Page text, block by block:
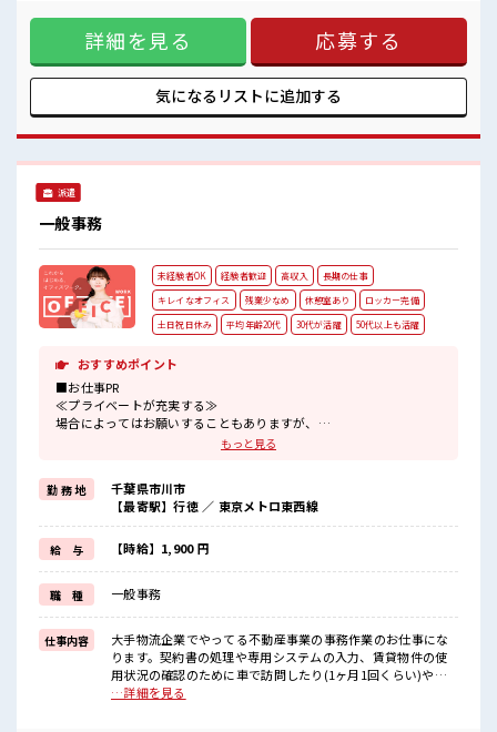
プライベートも謳歌できる☆
初めての仕事だけど自分にもできそう≫ 新しいことにチャレ
ンジするのは不安だけど、 しっかり働く環境が整っていま
す！ イチからスキルUP・ステップUP目指していきましょ
う！ ≪自分に向いている仕事が探せる≫ 困った事などがあれ
ば、 担当がしっかりサポートします！ ■職場の雰囲気 一息つ
ける休憩スペースもあります！ 職場にはロッカー完備！ 私物
ライベートも謳歌できる☆
詳細を見る 応募する
気になるリストに追加する
派遣
一般事務
未経験者OK 経験者歓迎 高収入
長期の仕事
キレイなオフィス
残業少なめ 休憩室あり
ロッカー完備
土日祝日休み
平均年齢20代 30代が活躍 50代以上も活躍
おすすめポイント
■お仕事PR
≪プライベートが充実する≫
場合によってはお願いすることもありますが、
週末は家族や友人と一緒にプライベート満喫！
≪未経験OKの仕事≫
新しいことにチャレンジするのは不安だけど、
しっかり働く環境が整っています！
イチからスキルUP・ステップUP目指していきましょう！
≪自分に向いている仕事が探せる≫
困った事などがあれば、
担当がしっかりサポートします！
■職場の雰囲気
活気あふれる20代活躍中の職場です☆
休憩室で楽しくおしゃべり！
ストレス解消☆
もっと見る
勤 務 地
千葉県市川市
【最寄駅】行徳 ／ 東京メトロ東西線
給 与 【時給】1,900 円
職 種 一般事務
仕事内容
大手物流企業でやってる不動産事業の事務作業のお仕事にな
ります。契約書の処理や専用システムの入力、賃貸物件の使
用状況の確認のために車で訪問したり(1ヶ月1回くらい)や、
テナントのオーナーさんとの連絡のやり取り、物件のクリー
…詳細を見る